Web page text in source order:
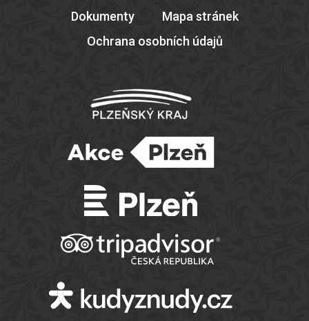
Dokumenty
Mapa stránek
Ochrana osobních údajů